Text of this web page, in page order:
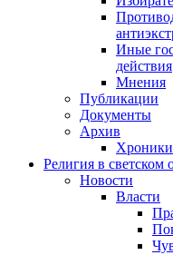
Иные
действия
Мнения
Публикации
Документы
Архив
Хроники
Религия в светском
Новости
Власти